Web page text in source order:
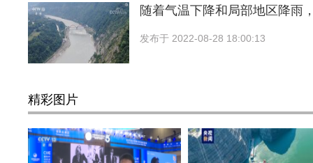
随着气温下降和局部地区降雨
发布于 2022-08-28 18:00:13
精彩图片